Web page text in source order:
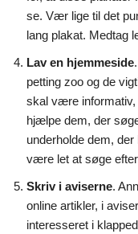
se. Vær lige til det
lang plakat. Medtag
Lav en hjemmeside
petting zoo og de
skal være informativ,
hjælpe dem, der
underholde dem,
være let at søge
Skriv i aviserne.
online artikler, i
interesseret i